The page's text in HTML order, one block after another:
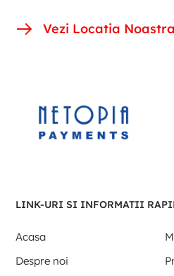
Vezi Locatia Noastra
LINK-URI SI INFORMATII
Acasa
Despre noi